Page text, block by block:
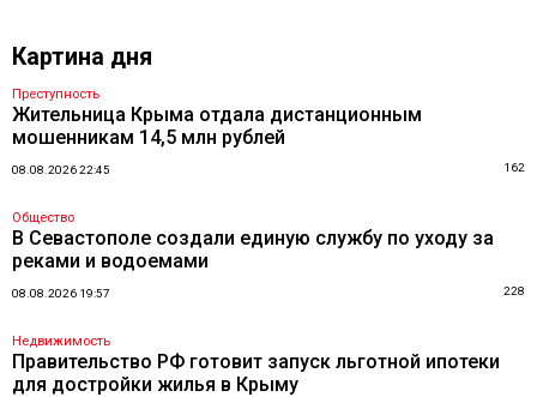
Картина дня
Преступность
Жительница Крыма отдала дистанционным
мошенникам 14,5 млн рублей
08.08.2026 22:45 162
Общество
В Севастополе создали единую службу по уходу за
реками и водоемами
08.08.2026 19:57 228
Недвижимость
Правительство РФ готовит запуск льготной ипотеки
для достройки жилья в Крыму